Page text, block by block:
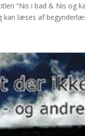
“Nis i bad & Nis og
kan læses af